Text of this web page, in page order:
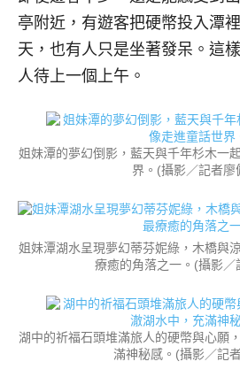
亭附近，有遊客把硬幣投入潭
天，也有人只是坐著發呆。這
人待上一個上午。
姐妹潭的夢幻倒影，藍天與千年杉木一
界。(攝影／記者廖
姐妹潭湖水呈現夢幻蒂芬妮綠，木橋與
療癒的角落之一。(攝影／
湖中的祈福石頭堆滿旅人的硬幣與心願
滿神秘感。(攝影／記